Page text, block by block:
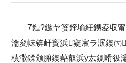
7鏈?鏃ヤ笅鍗堬紝鎸夌収
瀹夋帓锛屽寳浜寲宸ラ泦鍥㈤
樻潵鍒颁腑鍥藉叡浜у厷鍘嗗彶